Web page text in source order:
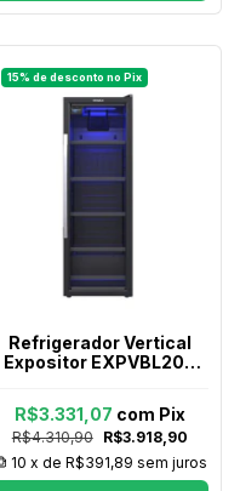
Refrigerador Vertical
Expositor EXPVBL209
R$4.310,90 R$3.918,90
R$3.331,07 com Pix
10 x deR$391,89 sem juros